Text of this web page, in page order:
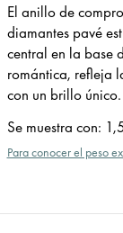
El anillo de
diamantes pavé
central en la base
romántica, refleja
con un brillo único.
Se muestra con:
Para conocer el peso